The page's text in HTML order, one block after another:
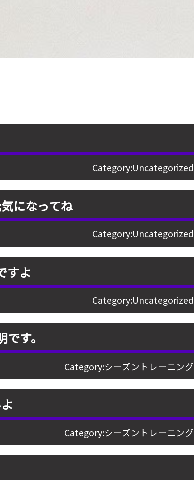
Category:Uncategorized
になってね
Category:Uncategorized
すよ
Category:Uncategorized
す。
Category:シーズントレーニング
Category:シーズントレーニング